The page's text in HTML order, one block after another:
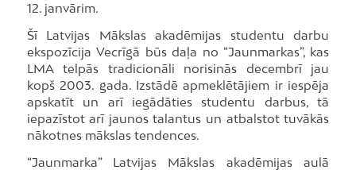
12. janvārim.
Šī Latvijas Mākslas akadēmijas studentu darbu
ekspozīcija Vecrīgā būs daļa no “Jaunmarkas”, kas
LMA telpās tradicionāli norisinās decembrī jau
kopš 2003. gada. Izstādē apmeklētājiem ir iespēja
apskatīt un arī iegādāties studentu darbus, tā
iepazīstot arī jaunos talantus un atbalstot tuvākās
nākotnes mākslas tendences.
“Jaunmarka” Latvijas Mākslas akadēmijas aulā